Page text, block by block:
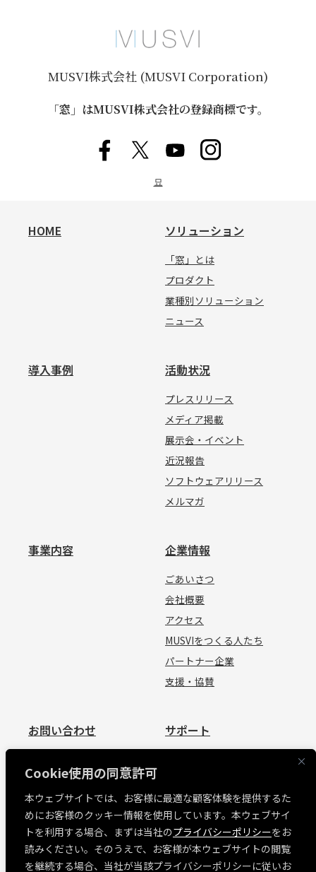
Cookie使用の同意許可
本ウェブサイトでは、お客様に最適な顧客体験を提供するた
めにお客様のクッキー情報を使用しています。本ウェブサイ
トを利用する場合、まずは当社のプライバシーポリシーをお
読みください。そのうえで、お客様が本ウェブサイトの閲覧
を継続する場合、当社が当該プライバシーポリシーに従いお
MUSVI株式会社 (MUSVI Corporation)
「窓」はMUSVI株式会社の登録商標です。
묘
HOME ソリューション
「窓」とは
プロダクト
業種別ソリューション
ニュース
導入事例 活動状況
プレスリリース
メディア掲載
展示会・イベント
近況報告
ソフトウェアリリース
メルマガ
事業内容 企業情報
ごあいさつ
会社概要
アクセス
MUSVIをつくる人たち
パートナー企業
支援・協賛
お問い合わせ
見積依頼
サポート
お問い合わせ
MUSVI BASE ログイン
ソフトウェアリリース情報
障害・メンテナンス情報